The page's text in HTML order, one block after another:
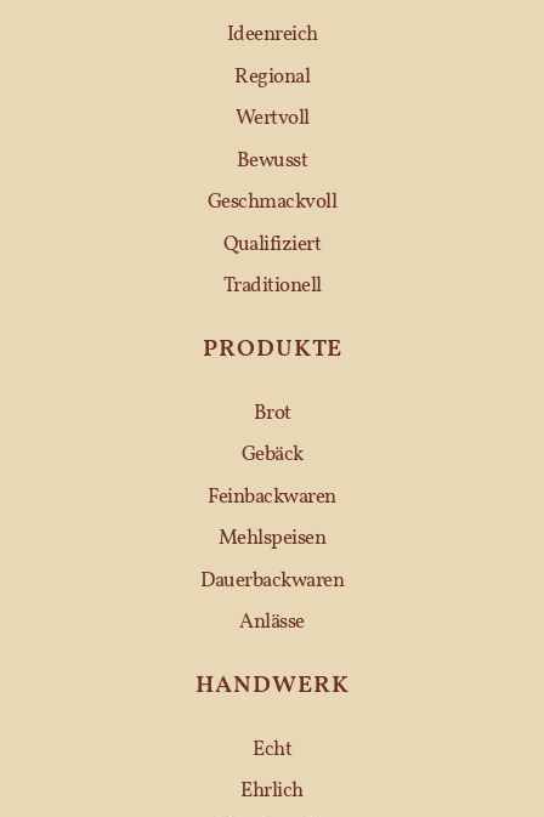
Ideenreich
Regional
Wertvoll
Bewusst
Geschmackvoll
Qualifiziert
Traditionell
PRODUKTE
Brot
Gebäck
Feinbackwaren
Mehlspeisen
Dauerbackwaren
Anlässe
HANDWERK
Echt
Ehrlich